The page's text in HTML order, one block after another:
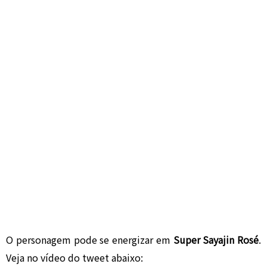
O personagem pode se energizar em Super Sayajin Rosé.
Veja no vídeo do tweet abaixo: